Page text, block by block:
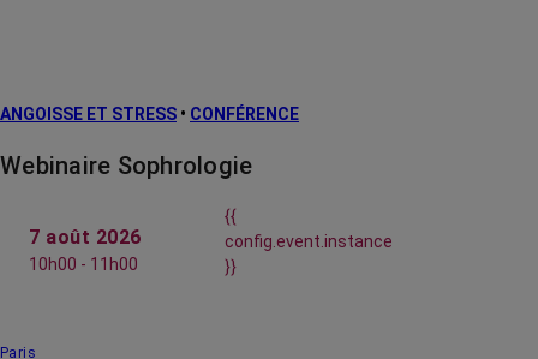
ANGOISSE ET STRESS • CONFÉRENCE
Webinaire Sophrologie
7 août 2026
10h00 - 11h00
{{
config.event.instance
}}
Paris